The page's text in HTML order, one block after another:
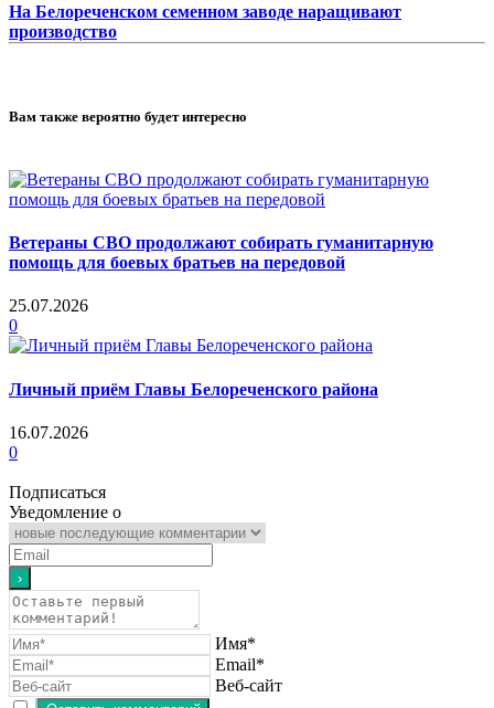
На Белореченском семенном заводе наращивают
производство
Вам также вероятно будет интересно
Ветераны СВО продолжают собирать гуманитарную
помощь для боевых братьев на передовой
25.07.2026
0
Личный приём Главы Белореченского района
16.07.2026
0
Подписаться
Уведомление о
Имя*
Email*
Веб-сайт